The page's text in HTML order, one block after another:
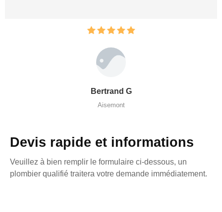
Bertrand G
Aisemont
Devis rapide et informations
Veuillez à bien remplir le formulaire ci-dessous, un
plombier qualifié traitera votre demande immédiatement.